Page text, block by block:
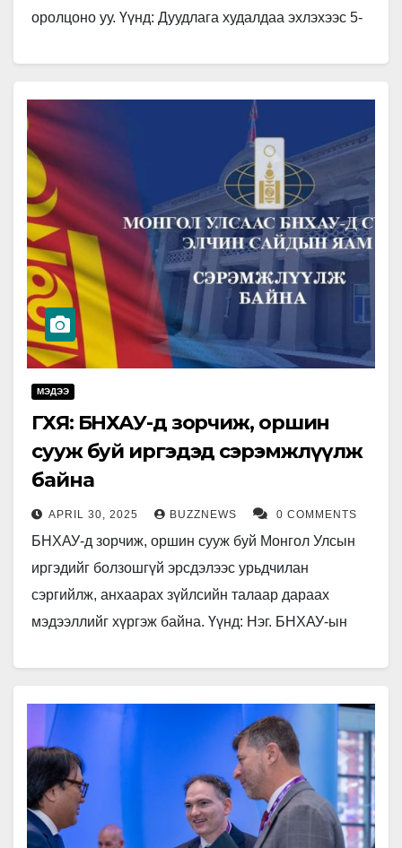
оролцоно уу. Үүнд: Дуудлага худалдаа эхлэхээс 5-
МЭДЭЭ
ГХЯ: БНХАУ-д зорчиж, оршин
сууж буй иргэдэд сэрэмжлүүлж
байна
APRIL 30, 2025 BUZZNEWS 0 COMMENTS
БНХАУ-д зорчиж, оршин сууж буй Монгол Улсын
иргэдийг болзошгүй эрсдэлээс урьдчилан
сэргийлж, анхаарах зүйлсийн талаар дараах
мэдээллийг хүргэж байна. Үүнд: Нэг. БНХАУ-ын